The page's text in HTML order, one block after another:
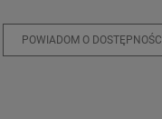
POWIADOM O DOSTĘPNOŚCI